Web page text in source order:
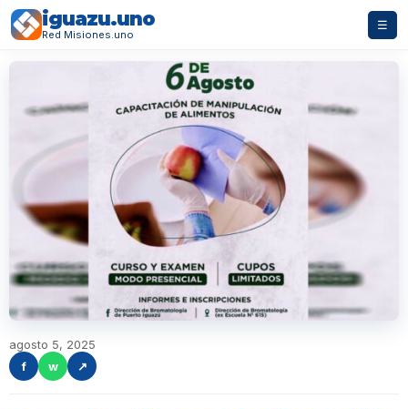
iguazu.uno
Red Misiones.uno
☰
agosto 5, 2025
f
w ↗